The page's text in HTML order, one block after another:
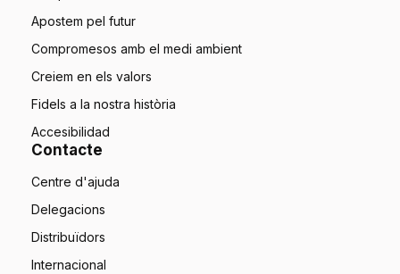
Apostem pel futur
Compromesos amb el medi ambient
Creiem en els valors
Fidels a la nostra història
Accesibilidad
Contacte
Centre d'ajuda
Delegacions
Distribuïdors
Internacional